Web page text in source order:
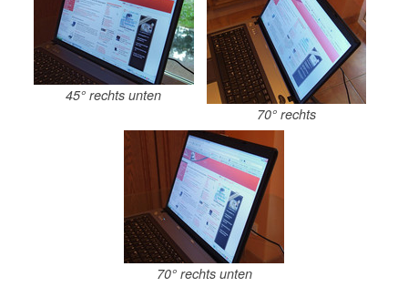
45° rechts unten
70° rechts
70° rechts unten